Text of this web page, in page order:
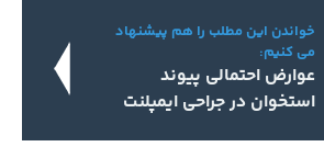
خواندن این مطلب را هم پیشنهاد
می کنیم:
عوارض احتمالی پیوند
استخوان در جراحی ایمپلنت